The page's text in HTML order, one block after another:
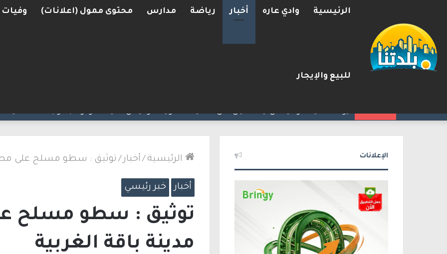
الرئيسية وادي عاره أخبار رياضة مدارس محتوى ممول (اعلانات) وفيات
للبيع والإيجار
الرئيسية / أخبار / توثيق : سطو مسلح على
أخبار خبر رئيسي
توثيق : سطو مسلح
مدينة باقة الغربية
الإعلانات